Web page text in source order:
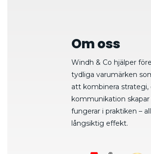
Om oss
Windh & Co hjälper
tydliga varumärken
att kombinera strategi,
kommunikation
fungerar i praktiken –
långsiktig effekt.